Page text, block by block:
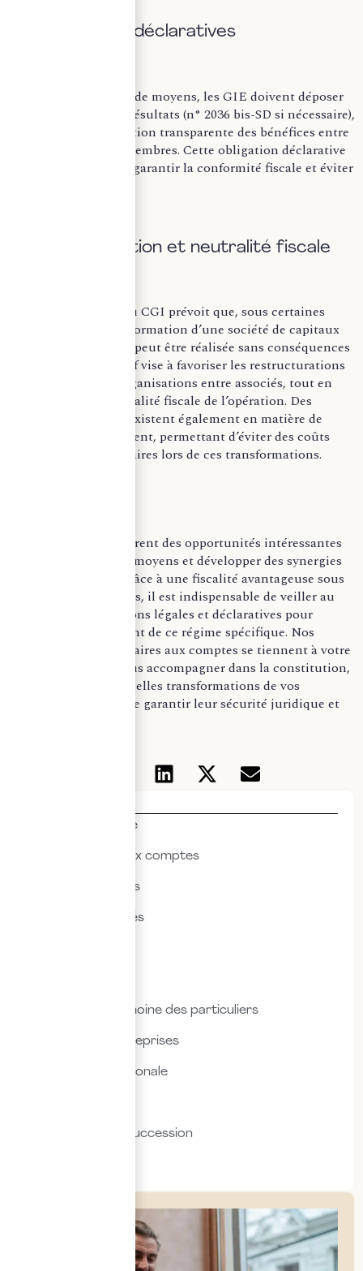
Actualités & veille
Commissariat aux comptes
Droit des affaires
Droit des sociétés
Fiscalité & patrimoine des particuliers
Fiscalité des entreprises
Fiscalité internationale
Transmission & succession
A. Obligations déclaratives
Comme les sociétés de moyens, les GIE doivent déposer
une déclaration de résultats (n° 2036 bis-SD si nécessaire),
permettant l’imposition transparente des bénéfices entre
les mains de leurs membres. Cette obligation déclarative
est essentielle pour garantir la conformité fiscale et éviter
B. Transformation et neutralité fiscale
L’article 221, 2 ter du CGI prévoit que, sous certaines
conditions, la transformation d’une société de capitaux
en GIE ou en GEIE peut être réalisée sans conséquences
fiscales. Ce dispositif vise à favoriser les restructurations
internes ou les réorganisations entre associés, tout en
maintenant la neutralité fiscale de l’opération. Des
mesures similaires existent également en matière de
droits d’enregistrement, permettant d’éviter des coûts
fiscaux supplémentaires lors de ces transformations.
Les GIE et GEIE offrent des opportunités intéressantes
pour mutualiser les moyens et développer des synergies
entre entreprises, grâce à une fiscalité avantageuse sous
conditions. Toutefois, il est indispensable de veiller au
respect des obligations légales et déclaratives pour
bénéficier pleinement de ce régime spécifique. Nos
équipes de commissaires aux comptes se tiennent à votre
disposition pour vous accompagner dans la constitution,
le suivi et les éventuelles transformations de vos
groupements, afin de garantir leur sécurité juridique et